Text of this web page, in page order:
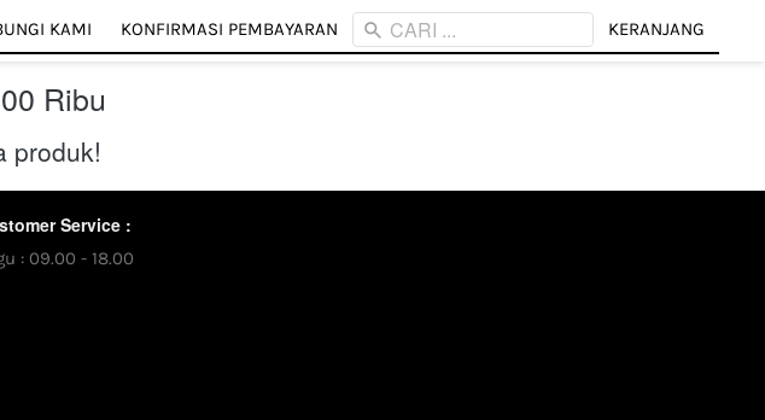
KAMI KONFIRMASI PEMBAYARAN CARI ... KERANJANG
KAMI KONFIRMASI PEMBAYARAN CARI ... KERANJANG
Ribu
produk!
Service :
: 09.00 - 18.00